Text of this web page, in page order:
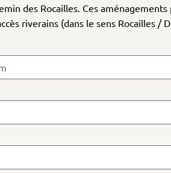
des Rocailles. Ces
riverains (dans le sens Rocailles /